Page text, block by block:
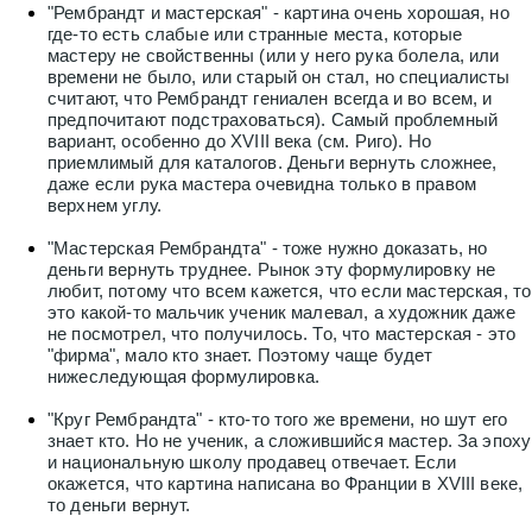
"Рембрандт и мастерская" - картина очень хорошая, но
где-то есть слабые или странные места, которые
мастеру не свойственны (или у него рука болела, или
времени не было, или старый он стал, но специалисты
считают, что Рембрандт гениален всегда и во всем, и
предпочитают подстраховаться). Самый проблемный
вариант, особенно до XVIII века (см. Риго). Но
приемлимый для каталогов. Деньги вернуть сложнее,
даже если рука мастера очевидна только в правом
верхнем углу.
"Мастерская Рембрандта" - тоже нужно доказать, но
деньги вернуть труднее. Рынок эту формулировку не
любит, потому что всем кажется, что если мастерская, то
это какой-то мальчик ученик малевал, а художник даже
не посмотрел, что получилось. То, что мастерская - это
"фирма", мало кто знает. Поэтому чаще будет
нижеследующая формулировка.
"Круг Рембрандта" - кто-то того же времени, но шут его
знает кто. Но не ученик, а сложившийся мастер. За эпоху
и национальную школу продавец отвечает. Если
окажется, что картина написана во Франции в XVIII веке,
то деньги вернут.